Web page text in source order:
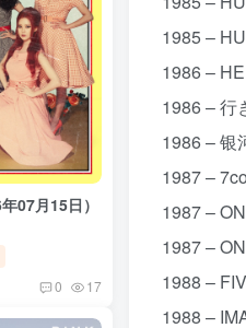
1985 –
1986 –
1986 – 行
1986 – 银
1987 –
1987 –
1987 –
1988 –
1988 –
07月15日）
0 17